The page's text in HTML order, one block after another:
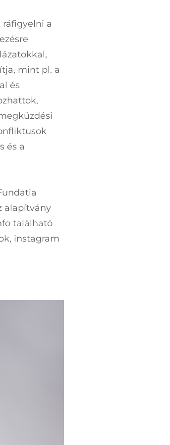
ráfigyelni a
mint pl. a
és
és a
alapítvány
található
instagram